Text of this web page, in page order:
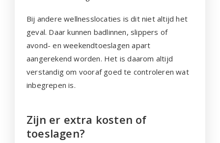
Bij andere wellnesslocaties is dit niet altijd het
geval. Daar kunnen badlinnen, slippers of
avond- en weekendtoeslagen apart
aangerekend worden. Het is daarom altijd
verstandig om vooraf goed te controleren wat
inbegrepen is.
Zijn er extra kosten of
toeslagen?